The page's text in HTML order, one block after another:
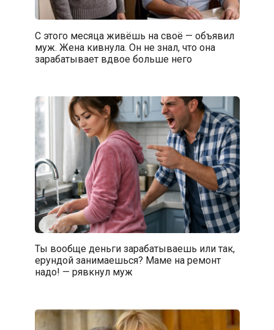
С этого месяца живёшь на своё — объявил
муж. Жена кивнула. Он не знал, что она
зарабатывает вдвое больше него
Ты вообще деньги зарабатываешь или так,
ерундой занимаешься? Маме на ремонт
надо! — рявкнул муж